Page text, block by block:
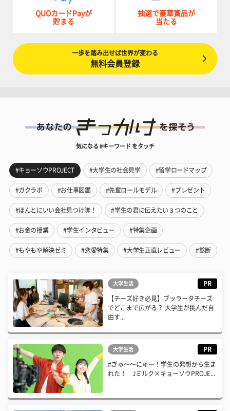
QUOカードPayが
貯まる
抽選で豪華賞品が
当たる
一歩を踏み出せば世界が変わる
無料会員登録
気になる #キーワード をタッチ
#キョーソウPROJECT #大学生の社会見学 #留学ロードマップ
#ガクラボ #お仕事図鑑 #先輩ロールモデル #プレゼント
#ほんとにいい会社見つけ隊！ #学生の君に伝えたい３つのこと
#お金の授業 #学生インタビュー #特集企画
#もやもや解決ゼミ #恋愛特集 #大学生正直レビュー #診断
大学生活 PR
【チーズ好き必見】ブッラータチーズ
でどこまで広がる？ 大学生が挑んだ自
由す...
大学生活 PR
#ぎゅ〜〜にゅー！学生の発想から生ま
れた！ Jミルク×キョーソウPROJE...